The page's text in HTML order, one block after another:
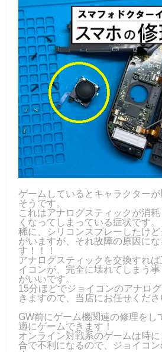
ゲームしているとキャラクター
そうです。
これはアナログスティックが消
くなってしまっている症状です。
稀に、シリコンスプレーしたけ
がいますが、それ故障の原因にな
す！！！
アナログスティックを交換すれ
イコンが、完全に壊れてしまう
がいいです。
15分ほどでジョイコンのアナロ
きますので、当店にお任せくださ
GW前にゲーム機関連の修理をし
適にゲームできます！
オンライン対戦系のゲームは時
合で不利になるので、ジョイコ